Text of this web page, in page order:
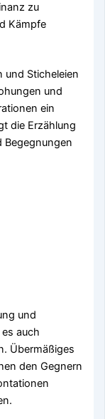
zu
Kämpfe
und Sticheleien
und
ein
die Erzählung
Begegnungen
und
auch
Übermäßiges
den Gegnern